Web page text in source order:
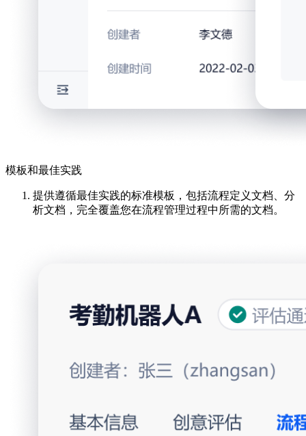
模板和最佳实践
提供遵循最佳实践的标准模板，包括流程定义文档、分
析文档，完全覆盖您在流程管理过程中所需的文档。